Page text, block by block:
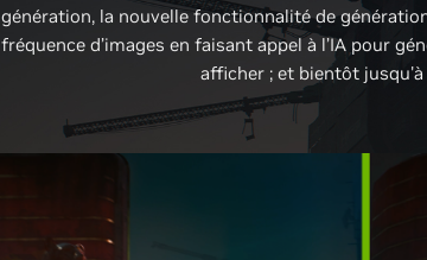
génération, la nouvelle fonctionnalité de
fréquence d’images en faisant appel à l’IA pour
afficher ; et bientôt